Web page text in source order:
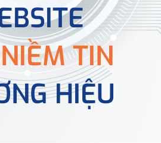
NIỀM TIN
HIỆU